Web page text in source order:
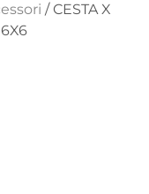
/ CESTA X